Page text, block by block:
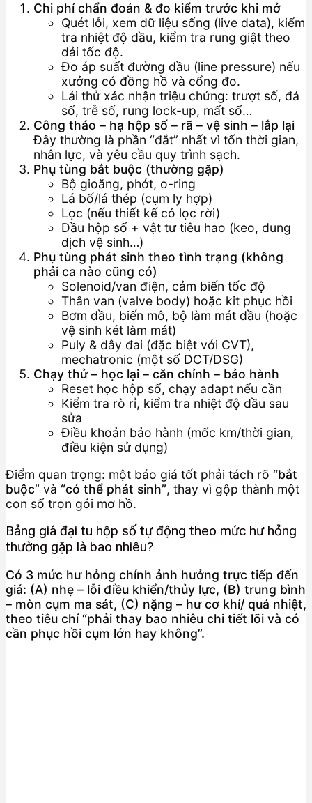
Chi phí chẩn đoán & đo kiểm trước khi mở
Quét lỗi, xem dữ liệu sống (live data), kiểm
tra nhiệt độ dầu, kiểm tra rung giật theo
dải tốc độ.
Đo áp suất đường dầu (line pressure) nếu
xưởng có đồng hồ và cổng đo.
Lái thử xác nhận triệu chứng: trượt số, đá
số, trễ số, rung lock-up, mất số…
Công tháo – hạ hộp số – rã – vệ sinh – lắp lại
Đây thường là phần “đắt” nhất vì tốn thời gian,
nhân lực, và yêu cầu quy trình sạch.
Phụ tùng bắt buộc (thường gặp)
Bộ gioăng, phớt, o-ring
Lá bố/lá thép (cụm ly hợp)
Lọc (nếu thiết kế có lọc rời)
Dầu hộp số + vật tư tiêu hao (keo, dung
dịch vệ sinh…)
Phụ tùng phát sinh theo tình trạng (không
phải ca nào cũng có)
Solenoid/van điện, cảm biến tốc độ
Thân van (valve body) hoặc kit phục hồi
Bơm dầu, biến mô, bộ làm mát dầu (hoặc
vệ sinh két làm mát)
Puly & dây đai (đặc biệt với CVT),
mechatronic (một số DCT/DSG)
Chạy thử – học lại – căn chỉnh – bảo hành
Reset học hộp số, chạy adapt nếu cần
Kiểm tra rò rỉ, kiểm tra nhiệt độ dầu sau
sửa
Điều khoản bảo hành (mốc km/thời gian,
điều kiện sử dụng)
Điểm quan trọng: một báo giá tốt phải tách rõ “bắt
buộc” và “có thể phát sinh”, thay vì gộp thành một
con số trọn gói mơ hồ.
Bảng giá đại tu hộp số tự động theo mức hư hỏng
thường gặp là bao nhiêu?
Có 3 mức hư hỏng chính ảnh hưởng trực tiếp đến
giá: (A) nhẹ – lỗi điều khiển/thủy lực, (B) trung bình
– mòn cụm ma sát, (C) nặng – hư cơ khí/ quá nhiệt,
theo tiêu chí “phải thay bao nhiêu chi tiết lõi và có
cần phục hồi cụm lớn hay không”.